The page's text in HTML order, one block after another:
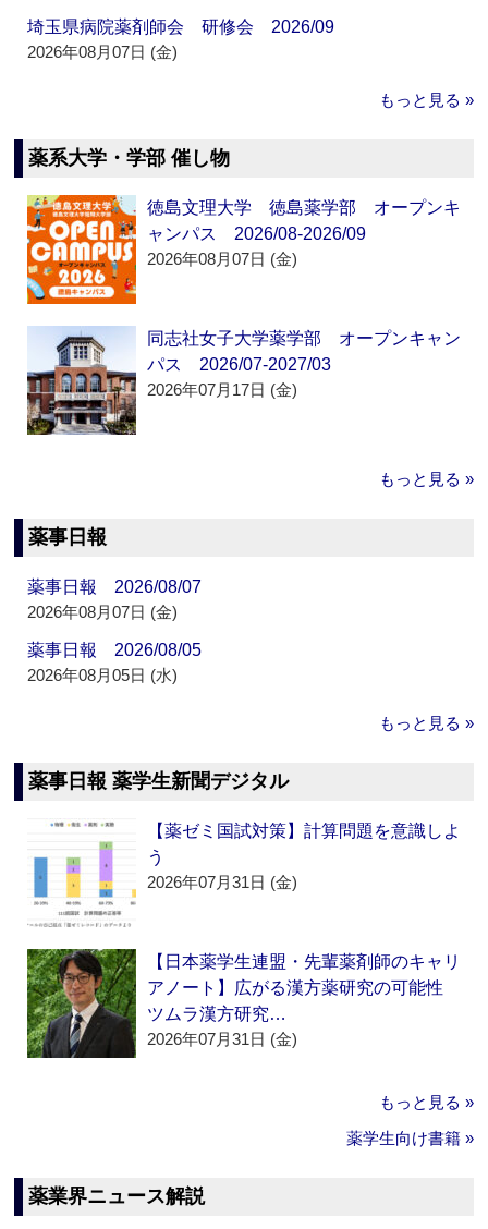
埼玉県病院薬剤師会 研修会 2026/09
2026年08月07日 (金)
もっと見る »
薬系大学・学部 催し物
徳島文理大学 徳島薬学部 オープンキ
ャンパス 2026/08-2026/09
2026年08月07日 (金)
同志社女子大学薬学部 オープンキャン
パス 2026/07-2027/03
2026年07月17日 (金)
もっと見る »
薬事日報
薬事日報 2026/08/07
2026年08月07日 (金)
薬事日報 2026/08/05
2026年08月05日 (水)
もっと見る »
薬事日報 薬学生新聞デジタル
【薬ゼミ国試対策】計算問題を意識しよ
う
2026年07月31日 (金)
【日本薬学生連盟・先輩薬剤師のキャリ
アノート】広がる漢方薬研究の可能性
ツムラ漢方研究…
2026年07月31日 (金)
もっと見る »
薬学生向け書籍 »
薬業界ニュース解説